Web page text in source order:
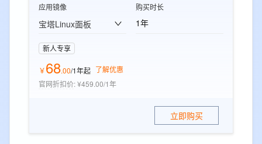
应用镜像
宝塔Linux面板
购买时长
1年
新人专享
￥68.00/1年起 了解优惠
官网折扣价:¥459.00/1年
立即购买